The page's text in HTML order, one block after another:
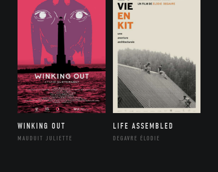
WINKING OUT
MAUDUIT JULIETTE
LIFE ASSEMBLED
DEGAVRE ÉLODIE